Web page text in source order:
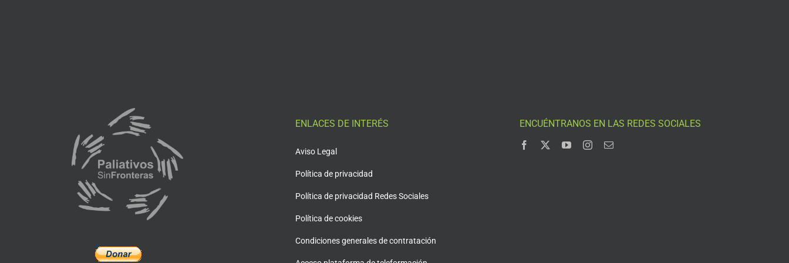
ENLACES DE INTERÉS
Aviso Legal
Política de privacidad
Política de privacidad Redes Sociales
Política de cookies
Condiciones generales de contratación
ENCUÉNTRANOS EN LAS REDES SOCIALES